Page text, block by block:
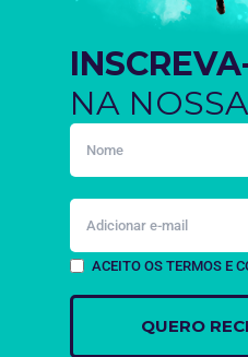
NA
ACEITO OS TERMOS E